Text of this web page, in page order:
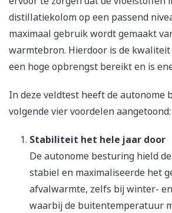
distillatiekolom op een passend
maximaal gebruik wordt gemaakt
warmtebron. Hierdoor is de
een hoge opbrengst bereikt en is
In deze veldtest heeft de autonome
volgende vier voordelen aangetoond:
Stabiliteit het hele jaar door
De autonome besturing hield
stabiel en maximaliseerde het
afvalwarmte, zelfs bij winter-
waarbij de buitentemperatuur